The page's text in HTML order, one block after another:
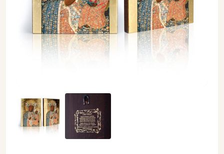
Ikona Matka Boża Częstochowska (w sukience